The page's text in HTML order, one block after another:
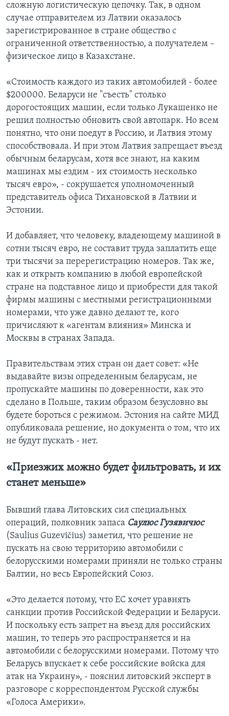
сложную логистическую цепочку. Так, в одном
случае отправителем из Латвии оказалось
зарегистрированное в стране общество с
ограниченной ответственностью, а получателем –
физическое лицо в Казахстане.
«Стоимость каждого из таких автомобилей - более
$200000. Беларуси не "съесть" столько
дорогостоящих машин, если только Лукашенко не
решил полностью обновить свой автопарк. Но всем
понятно, что они поедут в Россию, и Латвия этому
способствовала. И при этом Латвия запрещает въезд
обычным беларусам, хотя все знают, на каким
машинах мы ездим - их стоимость несколько
тысяч евро», - сокрушается уполномоченный
представитель офиса Тихановской в Латвии и
Эстонии.
И добавляет, что человеку, владеющему машиной в
сотни тысяч евро, не составит труда заплатить еще
три тысячи за перерегистрацию номеров. Так же,
как и открыть компанию в любой европейской
стране на подставное лицо и приобрести для такой
фирмы машины с местными регистрационными
номерами, что уже давно делают те, кого
причисляют к «агентам влияния» Минска и
Москвы в странах Запада.
Правительствам этих стран он дает совет: «Не
выдавайте визы определенным беларусам, не
пропускайте машины по доверенности, как это
сделано в Польше, таким образом безусловно вы
будете бороться с режимом. Эстония на сайте МИД
опубликовала решение, но документа о том, что их
не будут пускать - нет.
«Приезжих можно будет фильтровать, и их
станет меньше»
Бывший глава Литовских сил специальных
операций, полковник запаса Саулюс Гузявичюс
(Saulius Guzevičius) заметил, что решение не
пускать на свою территорию автомобили с
белорусскими номерами приняли не только страны
Балтии, но весь Европейский Союз.
«Это делается потому, что ЕС хочет уравнять
санкции против Российской Федерации и Беларуси.
И поскольку есть запрет на въезд для российских
машин, то теперь это распространяется и на
автомобили с белорусскими номерами. Потому что
Беларусь впускает к себе российские войска для
атак на Украину», - пояснил литовский эксперт в
разговоре с корреспондентом Русской службы
«Голоса Америки».